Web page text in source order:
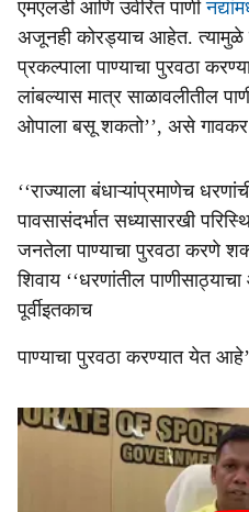
एमएलडी आणि उर्वरित पाणी
अजूनही कोरड्याच आहेत. त्‍यामुळे
प्रकल्‍पाला पाण्‍याचा पुरवठा
लांबल्‍यास मात्र साळावलीतील
ओपाला बसू शकतो’’, असे गावकर
‘‘राज्‍याला बंधाऱ्यांप्रमाणेच
पावसासंदर्भात सध्‍यासारखी
जनतेला पाण्‍याचा पुरवठा करणे
शिवाय ‘‘धरणांतील
पूर्वीइतकाच
पाण्‍याचा पुरवठा करण्‍यात येत